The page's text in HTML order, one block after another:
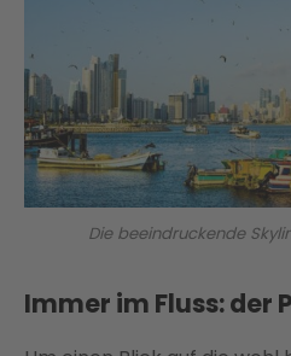
Die beeindruckende
Immer im Fluss: der